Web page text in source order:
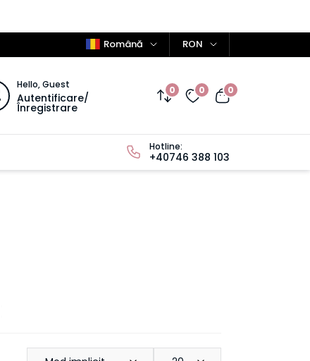
Română RON
Hello, Guest
Autentificare/
Înregistrare
0 0 0
Hotline:
+40746 388 103